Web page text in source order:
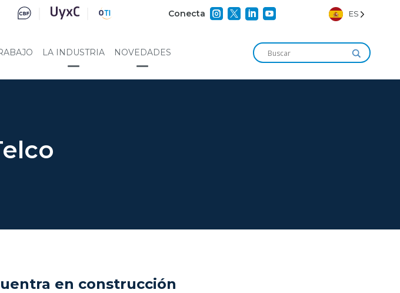
Conecta     ES
LA INDUSTRIA NOVEDADES
en construcción